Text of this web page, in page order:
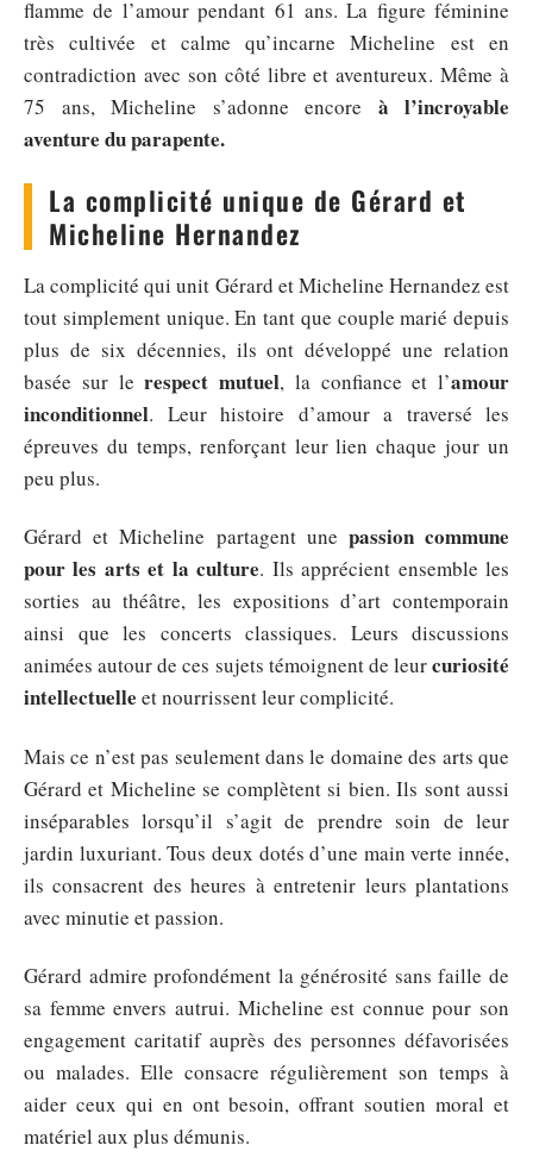
flamme de l’amour pendant 61 ans. La figure féminine
très cultivée et calme qu’incarne Micheline est en
contradiction avec son côté libre et aventureux. Même à
75 ans, Micheline s’adonne encore à l’incroyable
aventure du parapente.
La complicité unique de Gérard et
Micheline Hernandez
La complicité qui unit Gérard et Micheline Hernandez est
tout simplement unique. En tant que couple marié depuis
plus de six décennies, ils ont développé une relation
basée sur lerespect mutuel, la confiance et l’amour
inconditionnel. Leur histoire d’amour a traversé les
épreuves du temps, renforçant leur lien chaque jour un
peu plus.
Gérard et Micheline partagent une passion commune
pour les arts et la culture. Ils apprécient ensemble les
sorties au théâtre, les expositions d’art contemporain
ainsi que les concerts classiques. Leurs discussions
animées autour de ces sujets témoignent de leurcuriosité
intellectuelle et nourrissent leur complicité.
Mais ce n’est pas seulement dans le domaine des arts que
Gérard et Micheline se complètent si bien. Ils sont aussi
inséparables lorsqu’il s’agit de prendre soin de leur
jardin luxuriant. Tous deux dotés d’une main verte innée,
ils consacrent des heures à entretenir leurs plantations
avec minutie et passion.
Gérard admire profondément la générosité sans faille de
sa femme envers autrui. Micheline est connue pour son
engagement caritatif auprès des personnes défavorisées
ou malades. Elle consacre régulièrement son temps à
aider ceux qui en ont besoin, offrant soutien moral et
matériel aux plus démunis.